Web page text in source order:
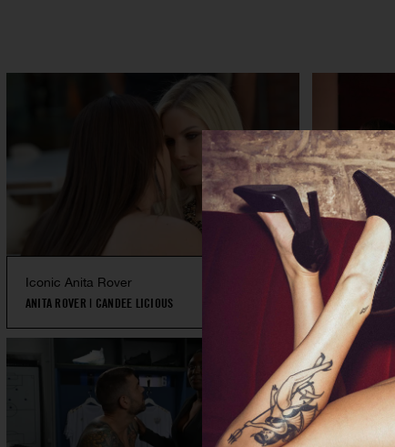
Iconic Anita Rover
ANITA ROVER | CANDEE LICIOUS
M.I.L.F.S 2
VICKI CHASE